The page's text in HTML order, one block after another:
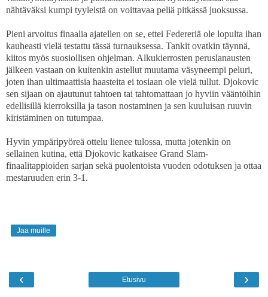
nähtäväksi kumpi tyyleistä on voittavaa peliä pitkässä juoksussa.
Pieni arvoitus finaalia ajatellen on se, ettei Federeriä ole lopulta ihan
kauheasti vielä testattu tässä turnauksessa. Tankit ovatkin täynnä,
kiitos myös suosiollisen ohjelman. Alkukierrosten peruslanausten
jälkeen vastaan on kuitenkin astellut muutama väsyneempi peluri,
joten ihan ultimaattisia haasteita ei tosiaan ole vielä tullut. Djokovic
sen sijaan on ajautunut tahtoen tai tahtomattaan jo hyviin vääntöihin
edellisillä kierroksilla ja tason nostaminen ja sen kuuluisan ruuvin
kiristäminen on tutumpaa.
Hyvin ympäripyöreä ottelu lienee tulossa, mutta jotenkin on
sellainen kutina, että Djokovic katkaisee Grand Slam-
finaalitappioiden sarjan sekä puolentoista vuoden odotuksen ja ottaa
mestaruuden erin 3-1.
Jaa muille
‹ ›
Etusivu